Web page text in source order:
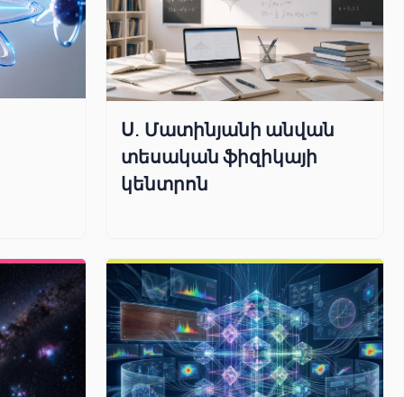
Ս. Մատինյանի անվան
տեսական ֆիզիկայի
կենտրոն